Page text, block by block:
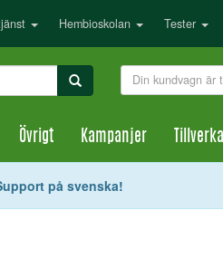
Hembioskolan Tester
Din kundvagn är
Övrigt Kampanjer
på svenska!